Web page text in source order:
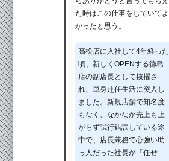
た時はこの仕事をしていてよ
かったと思う。
高松店に入社して4年経った
頃、新しくOPENする徳島
店の副店長として抜擢さ
れ、単身赴任生活に突入し
ました。新規店舗で知名度
もなく、なかなか売上も上
がらず試行錯誤している途
中で、店長兼務で心強い助
っ人だった社長が「任せ